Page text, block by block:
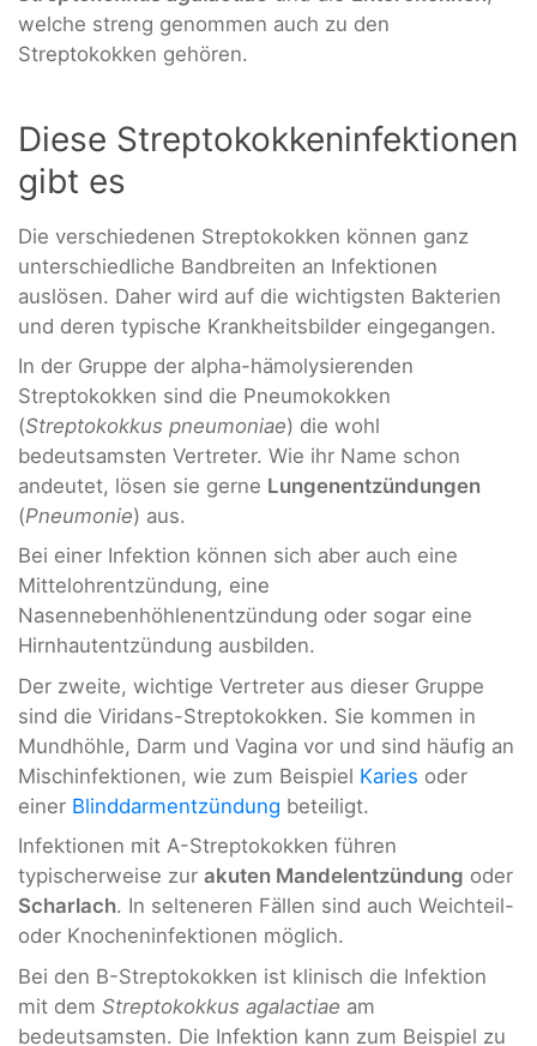
welche streng genommen auch zu den
Streptokokken gehören.
Diese Streptokokkeninfektionen
gibt es
Die verschiedenen Streptokokken können ganz
unterschiedliche Bandbreiten an Infektionen
auslösen. Daher wird auf die wichtigsten Bakterien
und deren typische Krankheitsbilder eingegangen.
In der Gruppe der alpha-hämolysierenden
Streptokokken sind die Pneumokokken
(Streptokokkus pneumoniae) die wohl
bedeutsamsten Vertreter. Wie ihr Name schon
andeutet, lösen sie gerne Lungenentzündungen
(Pneumonie) aus.
Bei einer Infektion können sich aber auch eine
Mittelohrentzündung, eine
Nasennebenhöhlenentzündung oder sogar eine
Hirnhautentzündung ausbilden.
Der zweite, wichtige Vertreter aus dieser Gruppe
sind die Viridans-Streptokokken. Sie kommen in
Mundhöhle, Darm und Vagina vor und sind häufig an
Mischinfektionen, wie zum Beispiel Karies oder
einer Blinddarmentzündung beteiligt.
Infektionen mit A-Streptokokken führen
typischerweise zur akuten Mandelentzündung oder
Scharlach. In selteneren Fällen sind auch Weichteil-
oder Knocheninfektionen möglich.
Bei den B-Streptokokken ist klinisch die Infektion
mit dem Streptokokkus agalactiae am
bedeutsamsten. Die Infektion kann zum Beispiel zu